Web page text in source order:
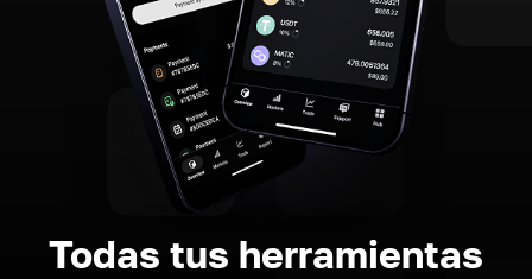
Todas tus herramientas